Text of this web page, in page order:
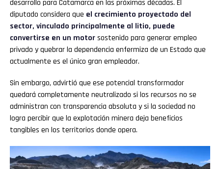
desarrollo para Catamarca en las próximas décadas. El
diputado considera que el crecimiento proyectado del
sector, vinculado principalmente al litio, puede
convertirse en un motorsostenido para generar empleo
privado y quebrar la dependencia enfermiza de un Estado que
actualmente es el único gran empleador.
Sin embargo, advirtió que ese potencial transformador
quedará completamente neutralizado si los recursos no se
administran con transparencia absoluta y si la sociedad no
logra percibir que la explotación minera deja beneficios
tangibles en los territorios donde opera.